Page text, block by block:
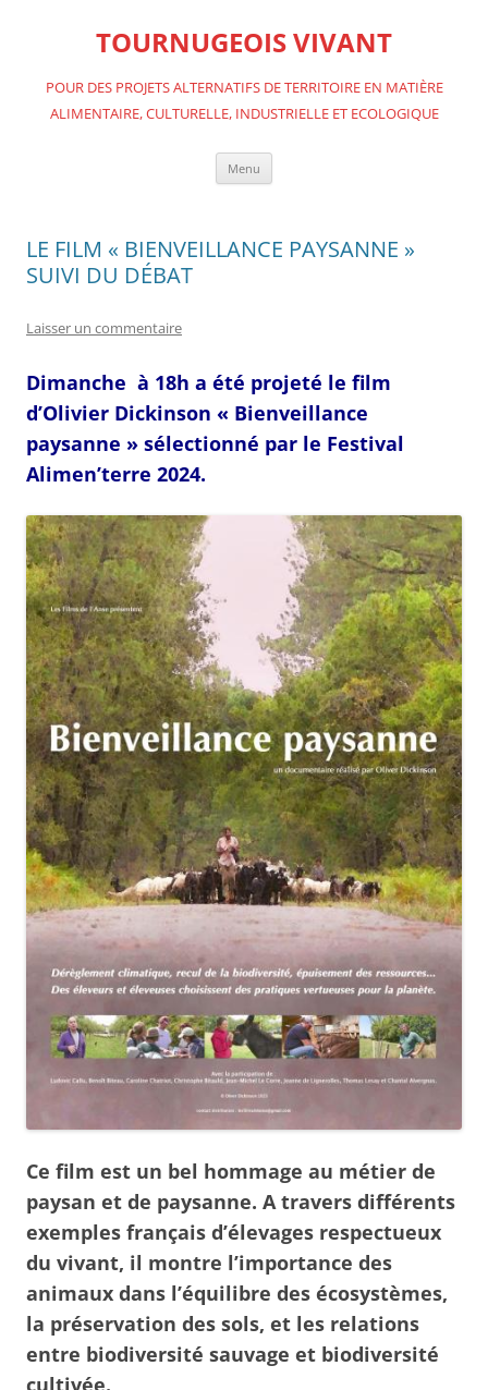
TOURNUGEOIS VIVANT
POUR DES PROJETS ALTERNATIFS DE TERRITOIRE EN MATIÈRE
ALIMENTAIRE, CULTURELLE, INDUSTRIELLE ET ECOLOGIQUE
Menu
LE FILM « BIENVEILLANCE PAYSANNE »
SUIVI DU DÉBAT
Laisser un commentaire
Dimanche à 18h a été projeté le film
d’Olivier Dickinson « Bienveillance
paysanne » sélectionné par le Festival
Alimen’terre 2024.
Ce film est un bel hommage au métier de
paysan et de paysanne. A travers différents
exemples français d’élevages respectueux
du vivant, il montre l’importance des
animaux dans l’équilibre des écosystèmes,
la préservation des sols, et les relations
entre biodiversité sauvage et biodiversité
cultivée.